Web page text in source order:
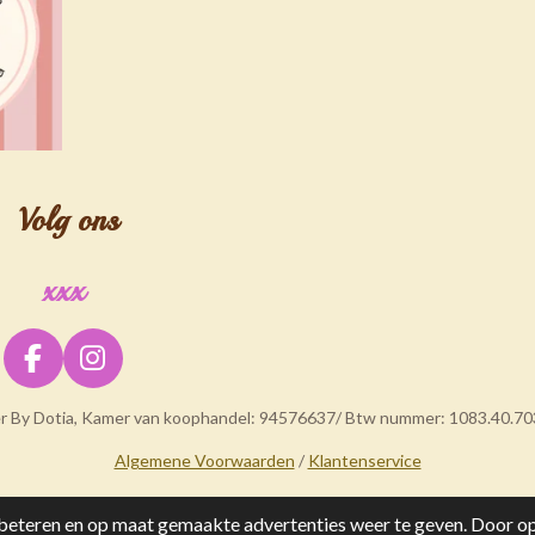
en op maat gemaakte advertenties weer te geven. Door op
Volg ons
xxx
F
c
I
s
By Dotia, Kamer van koophandel: 94576637/ Btw nummer:
Algemene Voorwaarden / Klantenservice